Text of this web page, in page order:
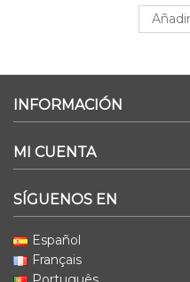
INFORMACIÓN
MI CUENTA
SÍGUENOS EN
Español
Français